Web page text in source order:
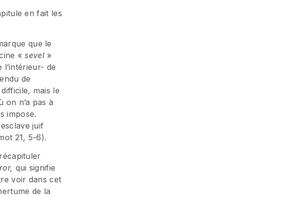
en fait les
que le
«sevel »
de
de
mais le
on n’a pas à
impose.
juif
21, 5-6).
qui signifie
voir dans cet
de la